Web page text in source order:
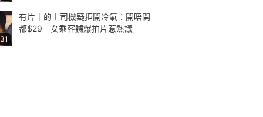
有片｜的士司機疑拒開冷氣：開唔開
都$29 女乘客嬲爆拍片惹熱議